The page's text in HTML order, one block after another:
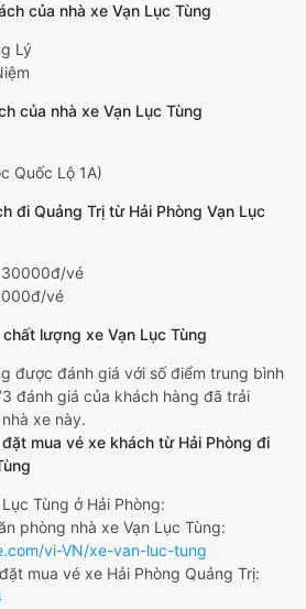
của nhà xe Vạn Lục Tùng
Lý
của nhà xe Vạn Lục Tùng
Quốc Lộ 1A)
đi Quảng Trị từ Hải Phòng Vạn Lục
vé
vé
lượng xe Vạn Lục Tùng
được đánh giá với số điểm trung bình
đánh giá của khách hàng đã trải
xe này.
mua vé xe khách từ Hải Phòng đi
Tùng ở Hải Phòng:
phòng nhà xe Vạn Lục Tùng:
vi-VN/xe-van-luc-tung
mua vé xe Hải Phòng Quảng Trị: